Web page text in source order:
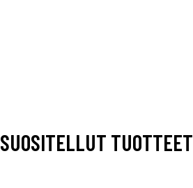
SUOSITELLUT TUOTTEET